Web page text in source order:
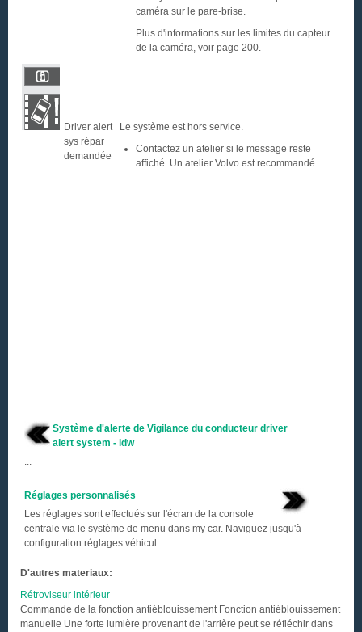
caméra sur le pare-brise.
Plus d'informations sur les limites du capteur
de la caméra, voir page 200.
Driver alert
sys répar
demandée
Le système est hors service.
Contactez un atelier si le message reste
affiché. Un atelier Volvo est recommandé.
Système d'alerte de Vigilance du conducteur driver
alert system - ldw
...
Réglages personnalisés
Les réglages sont effectués sur l'écran de la console
centrale via le système de menu dans my car. Naviguez jusqu'à
configuration réglages véhicul ...
D'autres materiaux:
Rétroviseur intérieur
Commande de la fonction antiéblouissement Fonction antiéblouissement
manuelle Une forte lumière provenant de l'arrière peut se réfléchir dans